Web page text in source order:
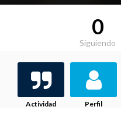
0
Siguiendo
Actividad Perfil